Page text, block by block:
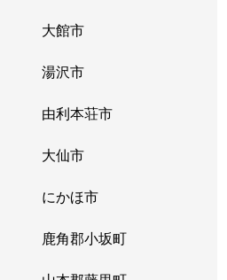
大館市
湯沢市
由利本荘市
大仙市
にかほ市
鹿角郡小坂町